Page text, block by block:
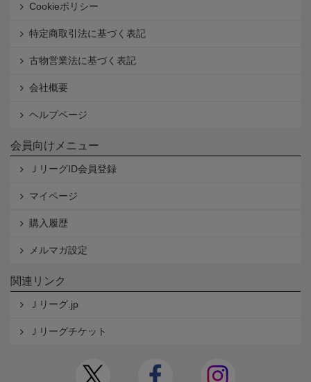
Cookieポリシー
特定商取引法に基づく表記
古物営業法に基づく表記
会社概要
ヘルプページ
会員向けメニュー
ＪリーグID会員登録
マイページ
購入履歴
メルマガ設定
関連リンク
Ｊリーグ.jp
Ｊリーグチケット